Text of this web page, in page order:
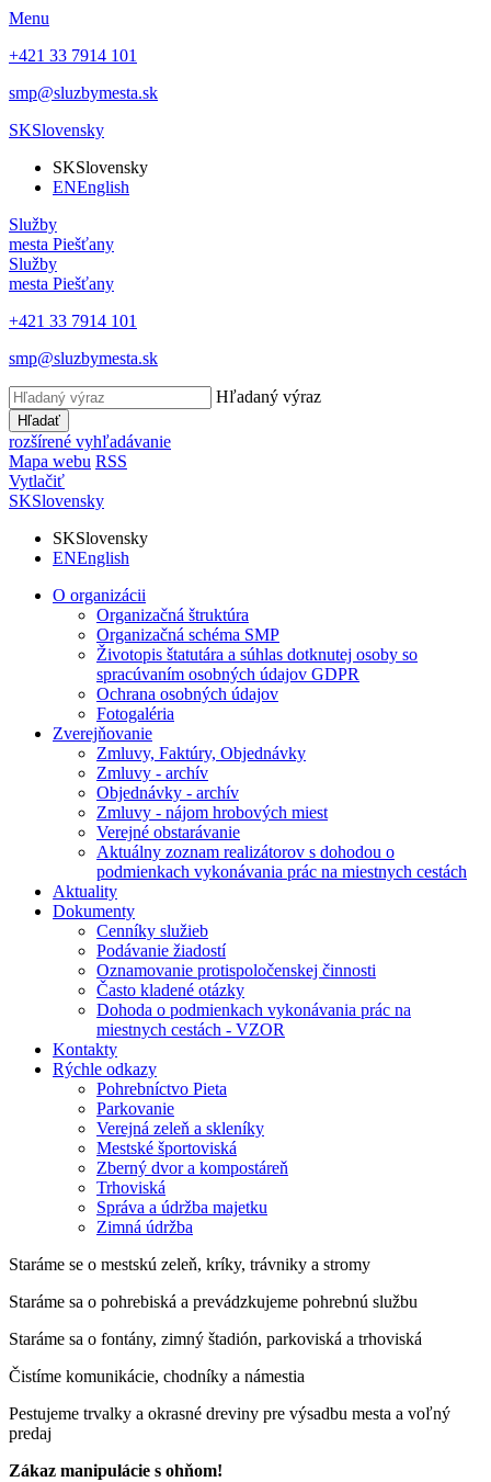
Menu
+421 33 7914 101
smp@sluzbymesta.sk
SKSlovensky
SKSlovensky
ENEnglish
Služby
mesta Piešťany
Služby
mesta Piešťany
+421 33 7914 101
smp@sluzbymesta.sk
Hľadaný výraz
Hľadať
rozšírené vyhľadávanie
Mapa webu RSS
Vytlačiť
SKSlovensky
SKSlovensky
ENEnglish
O organizácii
Organizačná štruktúra
Organizačná schéma SMP
Životopis štatutára a súhlas dotknutej osoby so
spracúvaním osobných údajov GDPR
Ochrana osobných údajov
Fotogaléria
Zverejňovanie
Zmluvy, Faktúry, Objednávky
Zmluvy - archív
Objednávky - archív
Zmluvy - nájom hrobových miest
Verejné obstarávanie
Aktuálny zoznam realizátorov s dohodou o
podmienkach vykonávania prác na miestnych cestách
Aktuality
Dokumenty
Cenníky služieb
Podávanie žiadostí
Oznamovanie protispoločenskej činnosti
Často kladené otázky
Dohoda o podmienkach vykonávania prác na
miestnych cestách - VZOR
Kontakty
Rýchle odkazy
Pohrebníctvo Pieta
Parkovanie
Verejná zeleň a skleníky
Mestské športoviská
Zberný dvor a kompostáreň
Trhoviská
Správa a údržba majetku
Zimná údržba
Staráme se o mestskú zeleň, kríky, trávniky a stromy
Staráme sa o pohrebiská a prevádzkujeme pohrebnú službu
Staráme sa o fontány, zimný štadión, parkoviská a trhoviská
Čistíme komunikácie, chodníky a námestia
Pestujeme trvalky a okrasné dreviny pre výsadbu mesta a voľný
predaj
Zákaz manipulácie s ohňom!